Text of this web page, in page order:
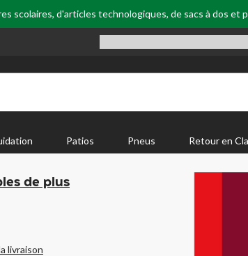
scolaires, d'articles technologiques, de sacs à dos et
Patios Pneus Retour en
de plus
livraison